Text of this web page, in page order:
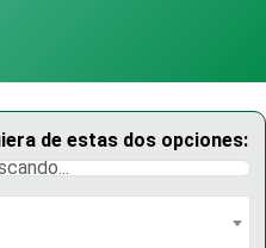
de estas dos opciones: